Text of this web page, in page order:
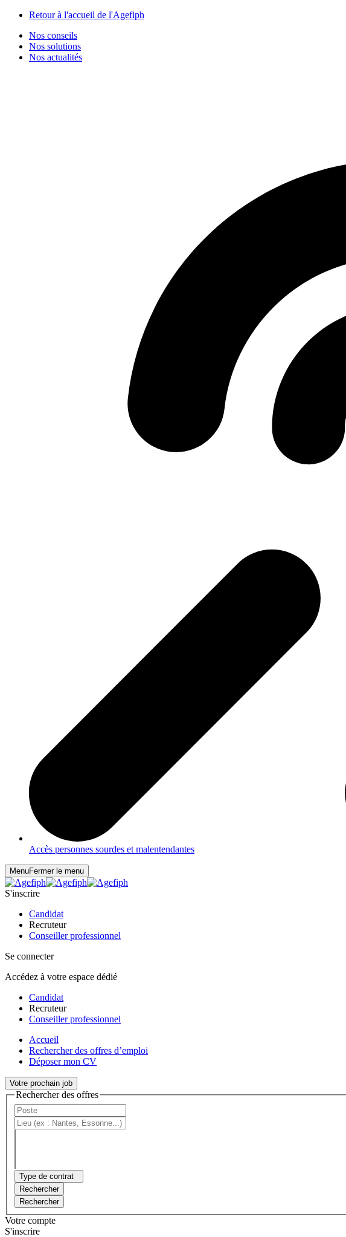
Retour à l'accueil de l'Agefiph
Nos conseils
Nos solutions
Nos actualités
Accès personnes sourdes et malentendantes
MenuFermer le menu
S'inscrire
Candidat
Recruteur
Conseiller professionnel
Se connecter
Accédez à votre espace dédié
Candidat
Recruteur
Conseiller professionnel
Accueil
Rechercher des offres d’emploi
Déposer mon CV
Votre prochain job
Rechercher des offres
Type de contrat
Rechercher
Rechercher
Votre compte
S'inscrire